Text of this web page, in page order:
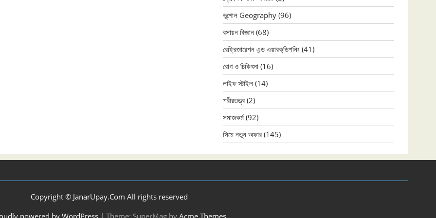
ভূগোল Geography (96)
রসায়ন বিজ্ঞান (68)
রেফ্রিজারেশন এন্ড এয়ারকন্ডিশনিং (41)
রোগ ও চিকিৎসা (16)
লাইফ স্টাইল (14)
শরীরতত্ত্ব (2)
সমাজকর্ম(92)
সিমে নতুন ‍অফার (145)
Copyright © JanarUpay.Com All rights reserved
powered by WordPress | Theme: SuperMag by Acme Themes